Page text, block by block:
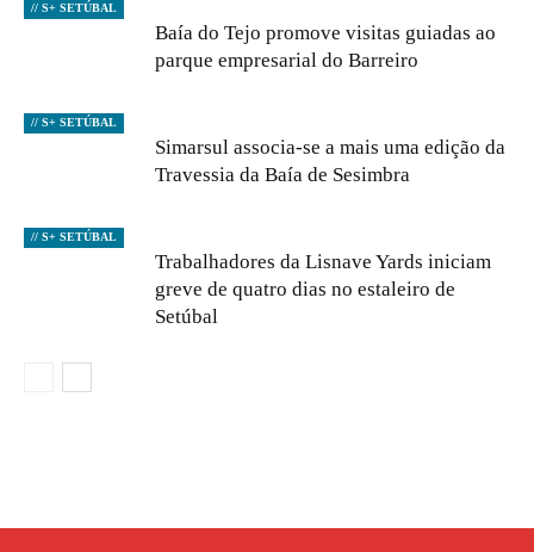
// S+ SETÚBAL
Baía do Tejo promove visitas guiadas ao
parque empresarial do Barreiro
// S+ SETÚBAL
Simarsul associa-se a mais uma edição da
Travessia da Baía de Sesimbra
// S+ SETÚBAL
Trabalhadores da Lisnave Yards iniciam
greve de quatro dias no estaleiro de
Setúbal